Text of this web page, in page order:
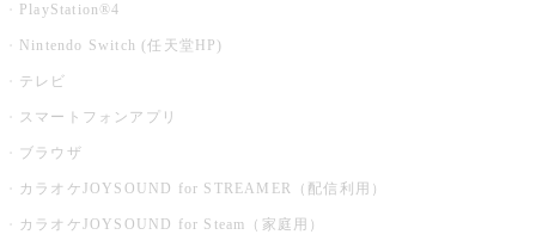
PlayStation®4
Nintendo Switch (任天堂HP)
テレビ
スマートフォンアプリ
ブラウザ
カラオケJOYSOUND for STREAMER（配信利用）
カラオケJOYSOUND for Steam（家庭用）